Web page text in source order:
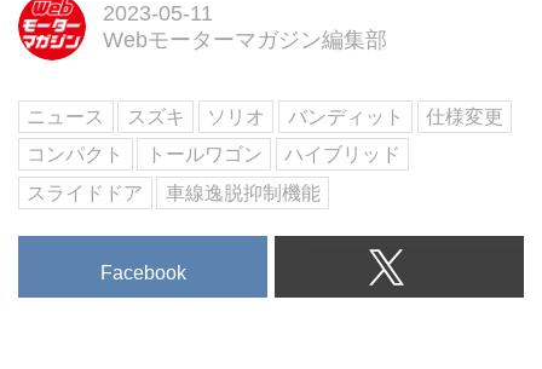
予算がなくなってしまえば対象期
間中でも終了になるため、申請は
げ”である。
2023-05-11
Webモーターマガジン編集部
ニュース スズキ ソリオ バンディット
仕様変更
コンパクト
トールワゴン
ハイブリッド
スライドドア
車線逸脱抑制機能
Facebook